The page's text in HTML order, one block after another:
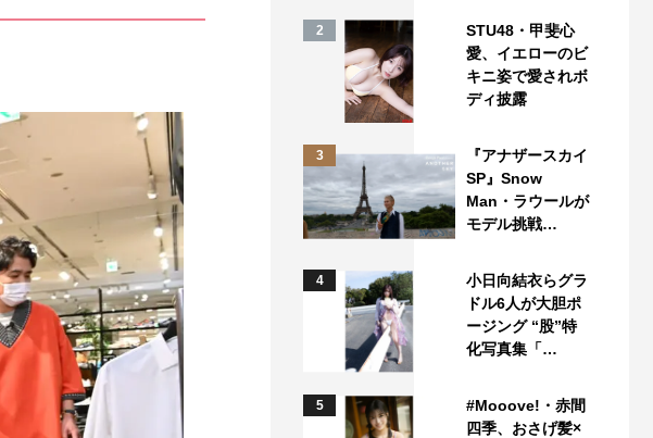
2
STU48・甲斐心
愛、イエローのビ
キニ姿で愛されボ
ディ披露
3
『アナザースカイ
SP』Snow
Man・ラウールが
モデル挑戦…
4
小日向結衣らグラ
ドル6人が大胆ポ
ージング “股”特
化写真集「…
5
#Mooove!・赤間
四季、おさげ髪×